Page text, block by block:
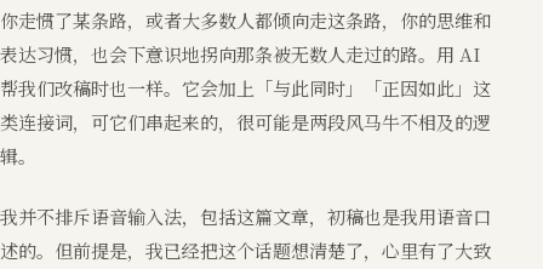
你走惯了某条路，或者大多数人都倾向走这条路，你的思维和
表达习惯，也会下意识地拐向那条被无数人走过的路。用 AI
帮我们改稿时也一样。它会加上「与此同时」「正因如此」这
类连接词，可它们串起来的，很可能是两段风马牛不相及的逻
辑。
我并不排斥语音输入法，包括这篇文章，初稿也是我用语音口
述的。但前提是，我已经把这个话题想清楚了，心里有了大致